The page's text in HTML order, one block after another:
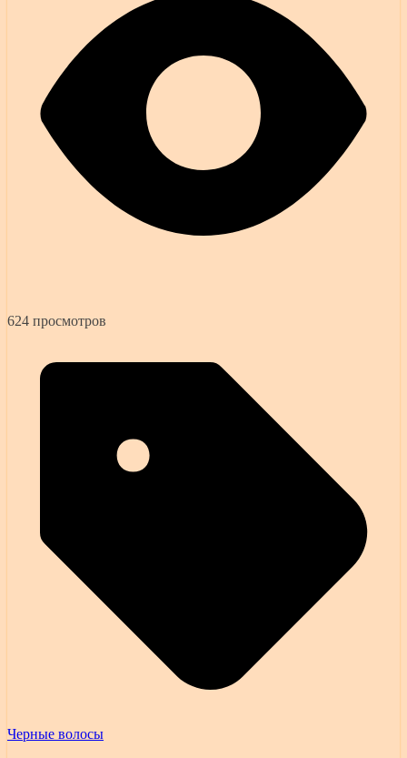
624 просмотров
Черные волосы